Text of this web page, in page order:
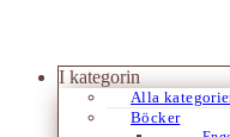
I kategorin
Alla
Böcker